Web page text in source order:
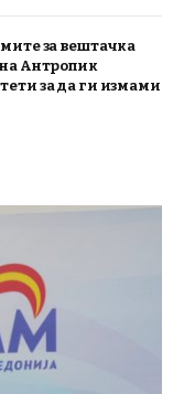
за вештачка
Антропик
за да ги измами